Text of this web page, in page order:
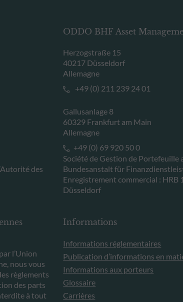
des
ODDO BHF Asset
Herzogstraße 15
40217 Düsseldorf
Allemagne
+49 (0) 211 239 24 01
Gallusanlage 8
60329 Frankfurt am Main
Allemagne
+49 (0) 69 920 50 0
Société de Gestion de Portefeuille
Bundesanstalt für
Enregistrement commercial : HRB
Düsseldorf
l’Union
nous vous
règlements
des parts
à tout
Informations
Informations réglementaires
Publication d’informations en
Informations aux porteurs
Glossaire
Carrières